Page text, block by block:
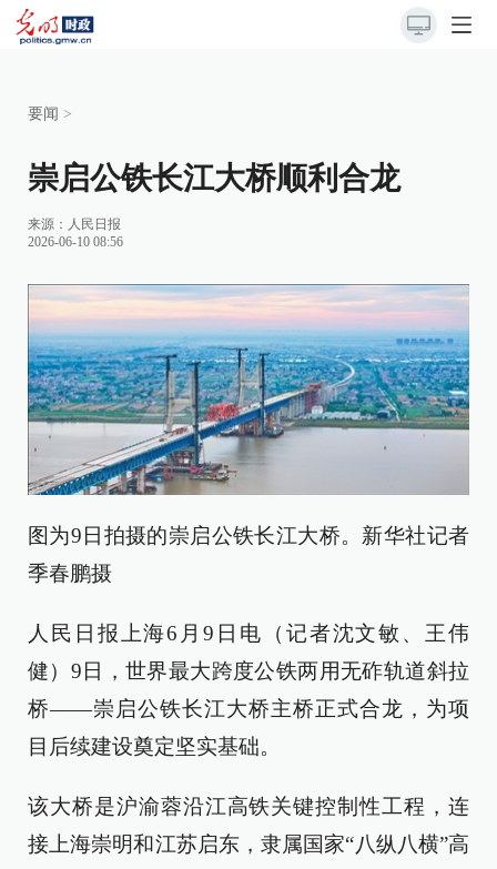
要闻 >
崇启公铁长江大桥顺利合龙
来源： 人民日报
2026-06-10 08:56
图为9日拍摄的崇启公铁长江大桥。新华社记者
季春鹏摄
人民日报上海6月9日电（记者沈文敏、王伟
健）9日，世界最大跨度公铁两用无砟轨道斜拉
桥——崇启公铁长江大桥主桥正式合龙，为项
目后续建设奠定坚实基础。
该大桥是沪渝蓉沿江高铁关键控制性工程，连
接上海崇明和江苏启东，隶属国家“八纵八横”高